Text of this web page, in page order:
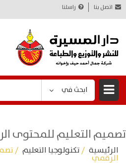
اتصل بنا راسلنا
ابحث في
تصميم التعليم للمحتوى
الرئيسية /تكنولوجيا التعليم /
الرقمي